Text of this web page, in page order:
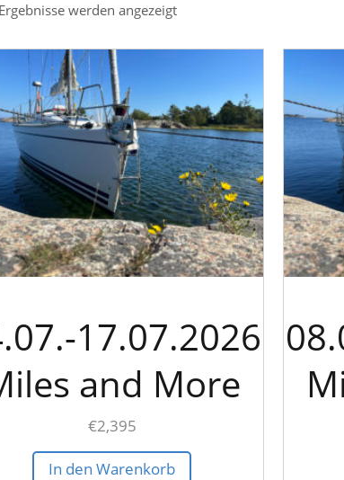
werden angezeigt
17.07.2026
and More
€2,395
In den Warenkorb